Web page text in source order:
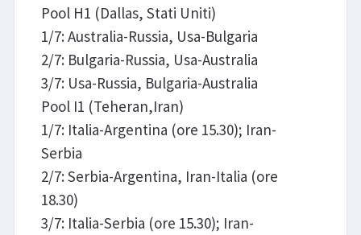
Pool H1 (Dallas, Stati Uniti)
1/7: Australia-Russia, Usa-Bulgaria
2/7: Bulgaria-Russia, Usa-Australia
3/7: Usa-Russia, Bulgaria-Australia
Pool I1 (Teheran,Iran)
1/7: Italia-Argentina (ore 15.30); Iran-
Serbia
2/7: Serbia-Argentina, Iran-Italia (ore
18.30)
3/7: Italia-Serbia (ore 15.30); Iran-